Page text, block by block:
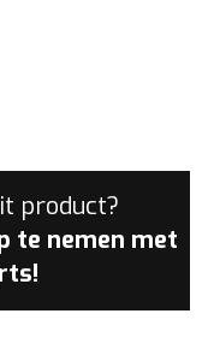
product?
te nemen met